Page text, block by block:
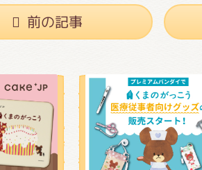
前の記事